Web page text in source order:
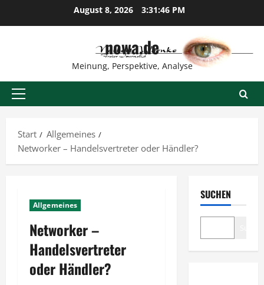
August 8, 2026 3:31:46 PM
nowa.de
Meinung, Perspektive, Analyse
Primäres
Start
Allgemeines
Networker – Handelsvertreter oder Händler?
Allgemeines
Networker –
Handelsvertreter
oder Händler?
SUCHEN